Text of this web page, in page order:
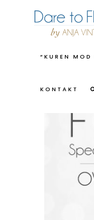
“KUREN MOD
KONTAKT